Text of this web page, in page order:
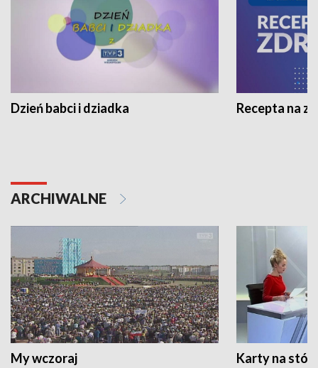
Dzień babci i dziadka Recepta na
ARCHIWALNE
My wczoraj Karty na